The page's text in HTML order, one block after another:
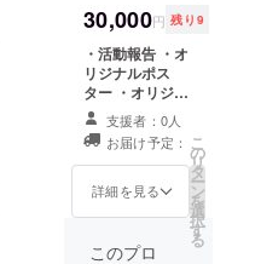
くし、製本しま
す。） をお送り
します。
30,000円 残り9
・活動報告 ・オ
リジナルポス
ター ・オリジナ
ルTシャツ ・
フォトブック ・
東洋大学ライフ
デザイン学部の
学生たちがキス
品を1つ をお送
支援者：0人
お届け予定：
詳細を見る
こ
の
リ
タ
ー
ン
を
選
択
す
る
このプロ